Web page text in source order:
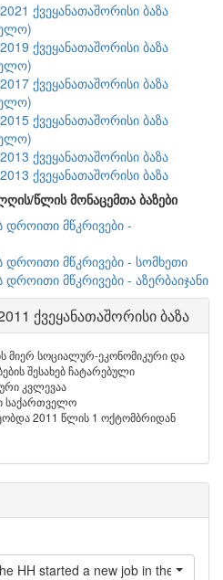
ქვეყანათაშორისი ბაზა
ქვეყანათაშორისი ბაზა
ქვეყანათაშორისი ბაზა
ქვეყანათაშორისი ბაზა
ქვეყანათაშორისი ბაზა
ქვეყანათაშორისი ბაზა
წლის მონაცემთა ბაზები
დროითი მწკრივები -
დროითი მწკრივები - სომხეთი
დროითი მწკრივები - აზერბაიჯანი
ქვეყანათაშორისი ბაზა
მიერ სოციალურ-ეკონომიკური და
შესახებ ჩატარებული
კვლევაა
საქართველო
2011 წლის 1 ოქტომბრიდან
HH started a new job in the last 12